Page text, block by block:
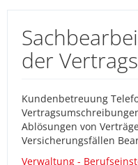
der
Kundenbetreuung
Ablösungen von
Versicherungsfällen
Verwaltung -